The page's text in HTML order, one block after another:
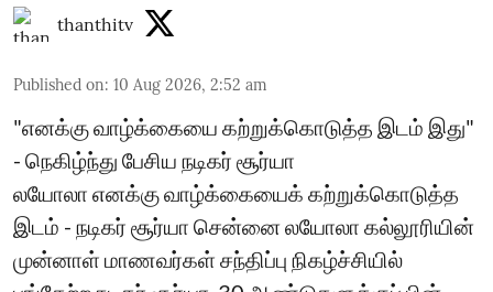
thanthitv
Published on: 10 Aug 2026, 2:52 am
"எனக்கு வாழ்க்கையை கற்றுக்கொடுத்த இடம் இது"
- நெகிழ்ந்து பேசிய நடிகர் சூர்யா
லயோலா எனக்கு வாழ்க்கையைக் கற்றுக்கொடுத்த
இடம் - நடிகர் சூர்யா சென்னை லயோலா கல்லூரியின்
முன்னாள் மாணவர்கள் சந்திப்பு நிகழ்ச்சியில்